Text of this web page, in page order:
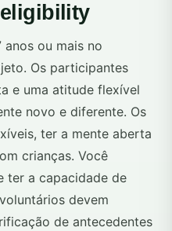
anos ou mais no
Os participantes
e uma atitude flexível
novo e diferente. Os
ter a mente aberta
crianças. Você
ter a capacidade de
devem
de antecedentes